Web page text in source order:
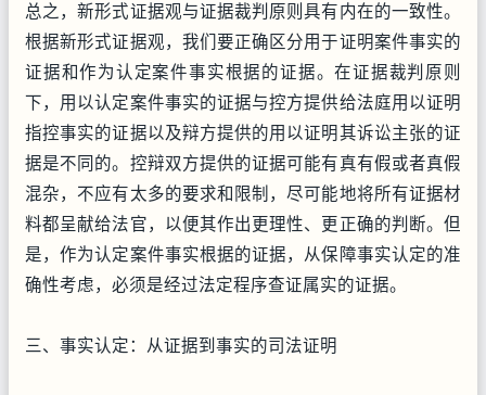
总之，新形式证据观与证据裁判原则具有内在的一致性。
根据新形式证据观，我们要正确区分用于证明案件事实的
证据和作为认定案件事实根据的证据。在证据裁判原则
下，用以认定案件事实的证据与控方提供给法庭用以证明
指控事实的证据以及辩方提供的用以证明其诉讼主张的证
据是不同的。控辩双方提供的证据可能有真有假或者真假
混杂，不应有太多的要求和限制，尽可能地将所有证据材
料都呈献给法官，以便其作出更理性、更正确的判断。但
是，作为认定案件事实根据的证据，从保障事实认定的准
确性考虑，必须是经过法定程序查证属实的证据。
三、事实认定：从证据到事实的司法证明